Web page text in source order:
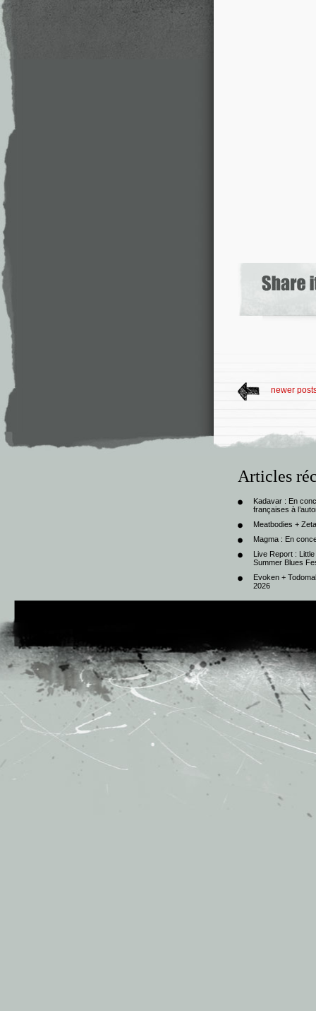
newer
Articles
Kadavar : En
françaises à
Meatbodies +
Magma : En
Live Report :
Summer Blues
Evoken +
2026